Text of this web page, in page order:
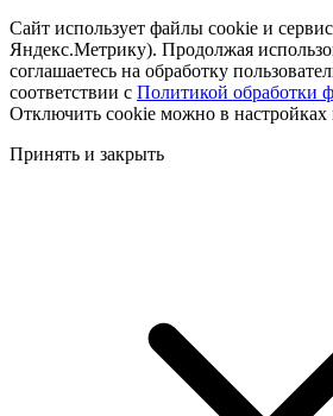
Сайт использует файлы cookie и
Яндекс.Метрику). Продолжая
соглашаетесь на обработку
соответствии с Политикой обработки
Отключить cookie можно в настройках
Принять и закрыть